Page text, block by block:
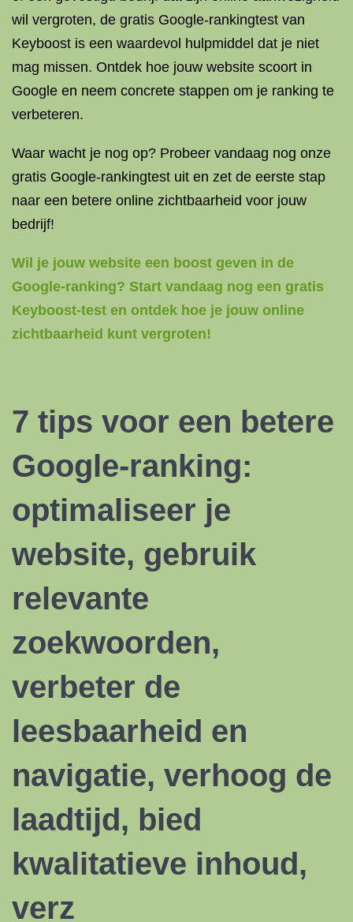
wil vergroten, de gratis Google-rankingtest van
Keyboost is een waardevol hulpmiddel dat je niet
mag missen. Ontdek hoe jouw website scoort in
Google en neem concrete stappen om je ranking te
verbeteren.
Waar wacht je nog op? Probeer vandaag nog onze
gratis Google-rankingtest uit en zet de eerste stap
naar een betere online zichtbaarheid voor jouw
bedrijf!
Wil je jouw website een boost geven in de
Google-ranking? Start vandaag nog een gratis
Keyboost-test en ontdek hoe je jouw online
zichtbaarheid kunt vergroten!
7 tips voor een betere
Google-ranking:
optimaliseer je
website, gebruik
relevante
zoekwoorden,
verbeter de
leesbaarheid en
navigatie, verhoog de
laadtijd, bied
kwalitatieve inhoud,
verz